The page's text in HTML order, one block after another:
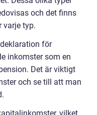
och det finns
varje typ.
för
inkomster som en
Det är viktigt
och se till att man